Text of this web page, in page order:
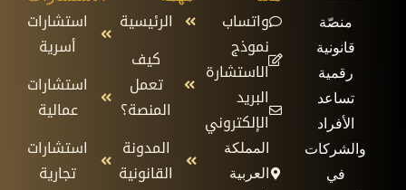
منصّة
قانونية
رقمية
تساعد
الأفراد
والشركات
في
الرئيسية
كيف
تعمل
المنصة؟
المدونة
القانونية
استشارات
أسرية
استشارات
عمالية
استشارات
تجارية
واتساب
نموذج
الاستشارة
البريد
الإلكتروني
المملكة
العربية